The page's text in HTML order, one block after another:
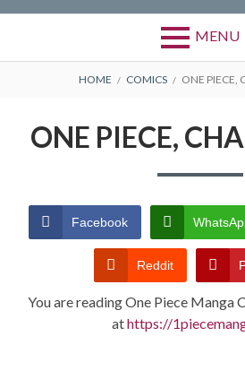
MENU
Primary
ONE PIECE
TERMS AND
CONDITIONS
BREADCRUMBS
HOME COMICS ONE PIECE,
ONE PIECE,
Facebook
Reddit
You are reading One Piece Manga
athttps://